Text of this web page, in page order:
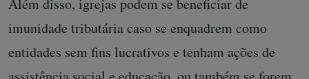
imunidade tributária caso se enquadrem como
entidades sem fins lucrativos e tenham ações de